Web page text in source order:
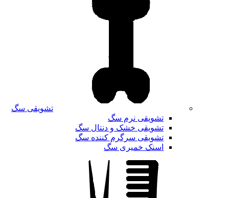
تشویقی سگ
تشویقی نرم سگ
تشویقی خشک و دنتال سگ
تشویقی سرگرم کننده سگ
اسنک خمیری سگ